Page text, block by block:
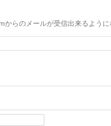
らのメールが受信出来るよう